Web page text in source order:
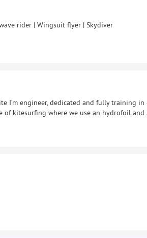
rider | Wingsuit flyer | Skydiver
I’m engineer, dedicated and fully training
of kitesurfing where we use an hydrofoil